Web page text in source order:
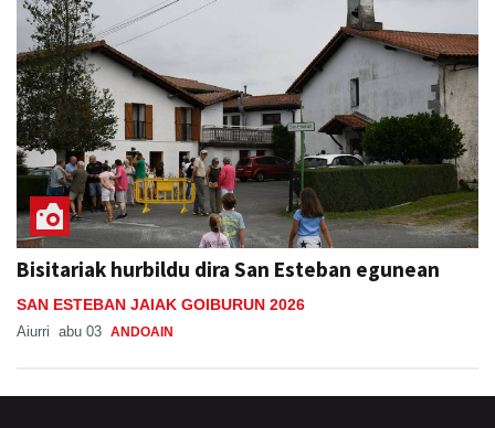
Bisitariak hurbildu dira San Esteban egunean
SAN ESTEBAN JAIAK GOIBURUN 2026
Aiurri abu 03 ANDOAIN